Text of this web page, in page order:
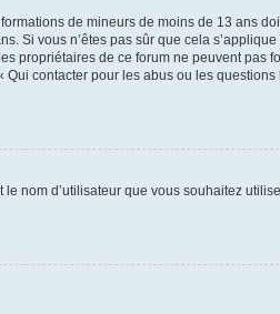
de mineurs de moins de 13 ans
Si vous n’êtes pas sûr que cela
propriétaires de ce forum ne peuvent pas
contacter pour les abus ou les
nom d’utilisateur que vous souhaitez